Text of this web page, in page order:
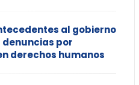
al gobierno
por
derechos humanos